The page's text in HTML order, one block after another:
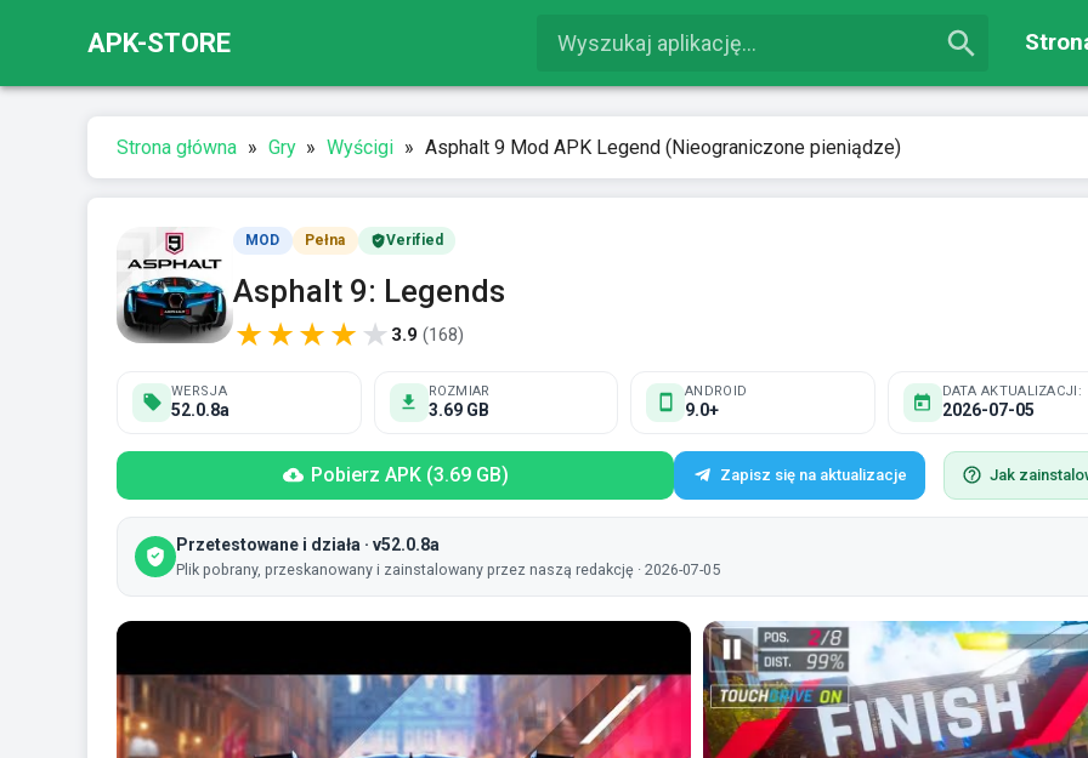
APK-STORE
Strona główna » Gry » Wyścigi » Asphalt 9 Mod APK Legend (Nieograniczone pieniądze)
MOD Pełna Verified
Asphalt 9: Legends
★★★★ ★ 3.9 (168)
WERSJA
52.0.8a
ROZMIAR
3.69 GB
ANDROID
9.0+
DATA AKTUALIZACJI:
2026-07-05
Pobierz APK (3.69 GB) Zapisz się na aktualizacje Jak
Przetestowane i działa · v52.0.8a
Plik pobrany, przeskanowany i zainstalowany przez naszą redakcję · 2026-07-05